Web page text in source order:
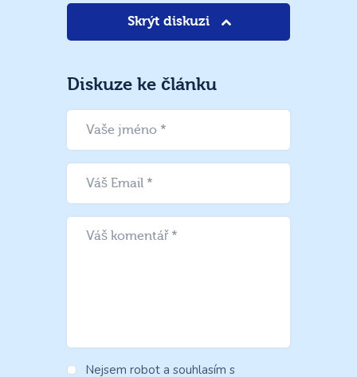
Skrýt diskuzi
Diskuze ke článku
Nejsem robot a souhlasím s